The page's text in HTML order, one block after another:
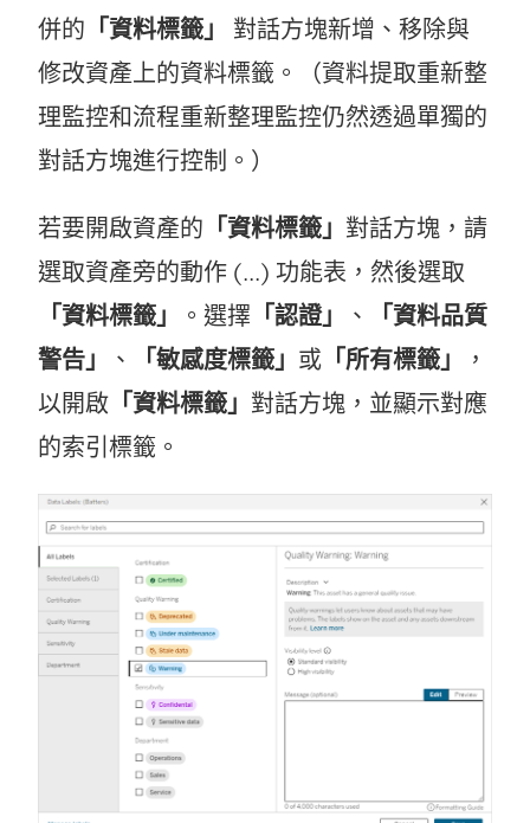
併的 「資料標籤」
對話方塊新增、移除與
修改資產上的資料標籤。（資料提取重新整
理監控和流程重新整理監控仍然透過單獨的
對話方塊進行控制。）
若要開啟資產的 「資料標籤」 對話方塊，請
選取資產旁的動作 (...) 功能表，然後選取
「資料標籤」
。選擇 「認證」 、
「資料品質
警告」
、 「敏感度標籤」 或 「所有標籤」
，
以開啟 「資料標籤」 對話方塊，並顯示對應
的索引標籤。